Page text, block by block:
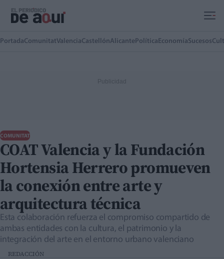
PortadaComunitatValenciaCastellónAlicante Política EconomíaSucesos
COMUNITAT
COAT Valencia y la Fundación
Hortensia Herrero promueven
la conexión entre arte y
arquitectura técnica
Esta colaboración refuerza el compromiso compartido de
ambas entidades con la cultura, el patrimonio y la
integración del arte en el entorno urbano valenciano
REDACCIÓN